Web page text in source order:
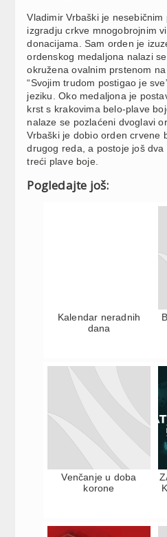
Vladimir Vrbaški je
izgradju crkve mnogobrojnim
donacijama. Sam orden je
ordenskog medaljona nalazi
okružena ovalnim prstenom
“Svojim trudom postigao je
jeziku. Oko medaljona je
krst s krakovima belo-plave
nalaze se pozlaćeni dvoglavi
Vrbaški je dobio orden crvene
drugog reda, a postoje još
treći plave boje.
Pogledajte još:
Kalendar neradnih
dana
Venčanje u doba
korone